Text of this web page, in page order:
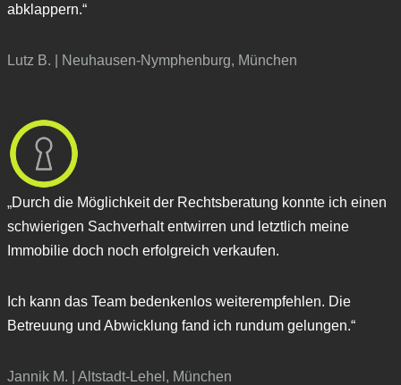
abklappern.“
Lutz B. | Neuhausen-Nymphenburg, München
„Durch die Möglichkeit der Rechtsberatung konnte ich einen
schwierigen Sachverhalt entwirren und letztlich meine
Immobilie doch noch erfolgreich verkaufen.
Ich kann das Team bedenkenlos weiterempfehlen. Die
Betreuung und Abwicklung fand ich rundum gelungen.“
Jannik M. | Altstadt-Lehel, München